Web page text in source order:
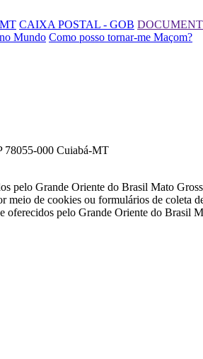
CAIXA POSTAL - GOB
Mundo Como posso tornar-me Maçom?
78055-000 Cuiabá-MT
pelo Grande Oriente do Brasil Mato
meio de cookies ou formulários de
pelo Grande Oriente do Brasil